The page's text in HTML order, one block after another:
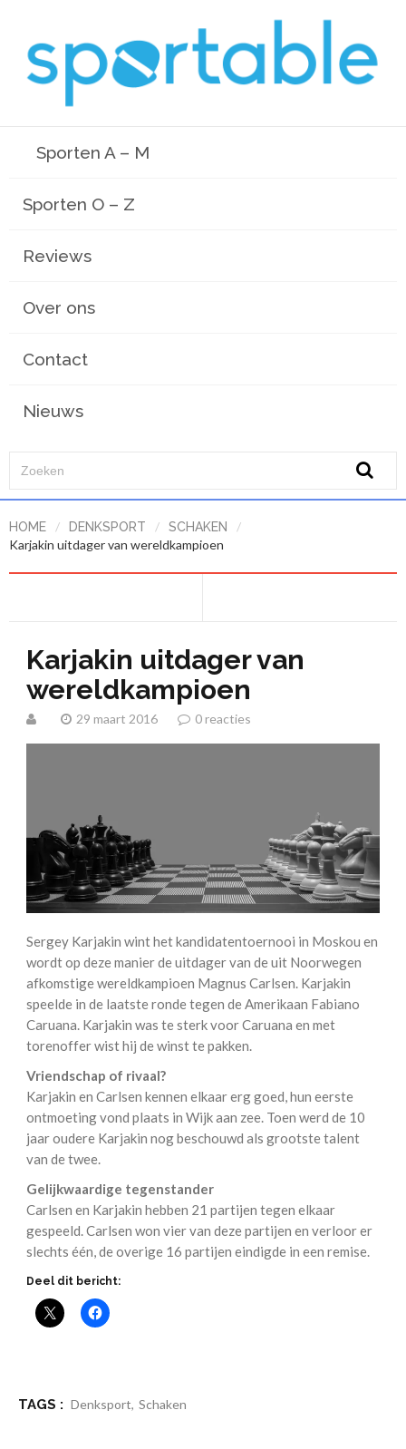
Sporten A – M
Sporten O – Z
Reviews
Over ons
Contact
Nieuws
HOME / DENKSPORT / SCHAKEN
/
Karjakin uitdager van wereldkampioen
Karjakin uitdager van
wereldkampioen
29 maart 2016 0 reacties
Sergey Karjakin wint het kandidatentoernooi in Moskou en
wordt op deze manier de uitdager van de uit Noorwegen
afkomstige wereldkampioen Magnus Carlsen. Karjakin
speelde in de laatste ronde tegen de Amerikaan Fabiano
Caruana. Karjakin was te sterk voor Caruana en met
torenoffer wist hij de winst te pakken.
Vriendschap of rivaal?
Karjakin en Carlsen kennen elkaar erg goed, hun eerste
ontmoeting vond plaats in Wijk aan zee. Toen werd de 10
jaar oudere Karjakin nog beschouwd als grootste talent
van de twee.
Gelijkwaardige tegenstander
Carlsen en Karjakin hebben 21 partijen tegen elkaar
gespeeld. Carlsen won vier van deze partijen en verloor er
slechts één, de overige 16 partijen eindigde in een remise.
Deel dit bericht:
TAGS : Denksport, Schaken